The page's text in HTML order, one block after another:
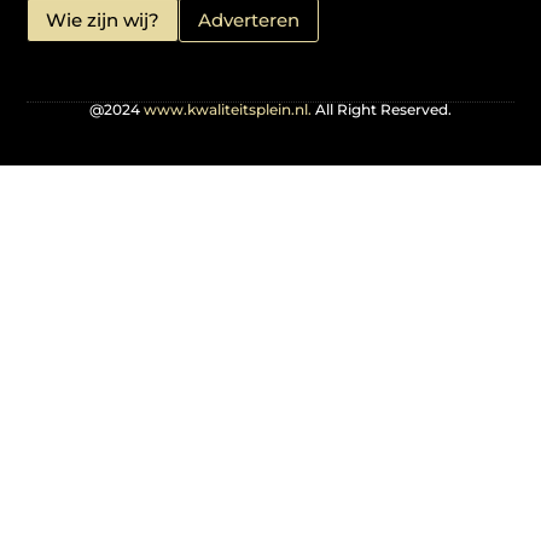
Wie zijn wij? Adverteren
@2024 www.kwaliteitsplein.nl. All Right Reserved.